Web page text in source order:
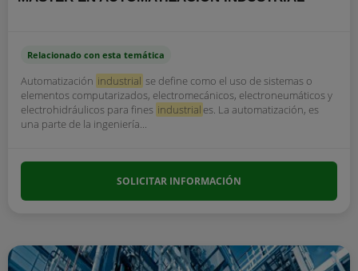
Relacionado con esta temática
Automatización industrial se define como el uso de sistemas o
elementos computarizados, electromecánicos, electroneumáticos y
electrohidráulicos para fines industrial es. La automatización, es
una parte de la ingeniería...
SOLICITAR INFORMACIÓN